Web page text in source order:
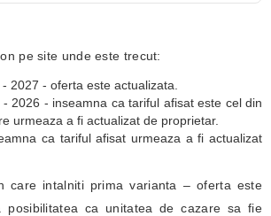
pe site unde este trecut:
2027 - oferta este actualizata.
- 2026 - inseamna ca tariful afisat este cel din
urmeaza a fi actualizat de proprietar.
ca tariful afisat urmeaza a fi actualizat
care intalniti prima varianta – oferta este
posibilitatea ca unitatea de cazare sa fie